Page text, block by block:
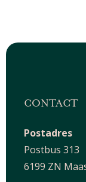
CONTACT
Postadres
Postbus 313
6199 ZN